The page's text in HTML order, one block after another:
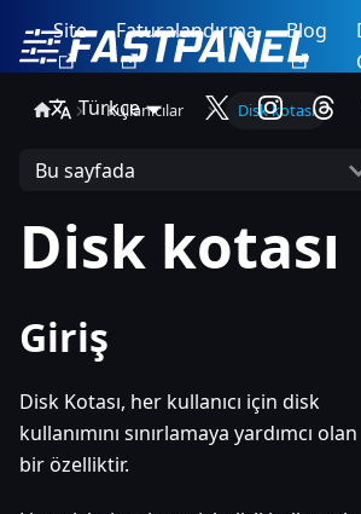
Site Faturalandırma Blog
Türkçe
Kullanıcılar Disk kotası
Bu sayfada
Disk kotası
Giriş
Disk Kotası, her kullanıcı için disk
kullanımını sınırlamaya yardımcı olan
bir özelliktir.